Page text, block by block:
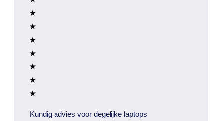
Kundig advies voor degelijke laptops